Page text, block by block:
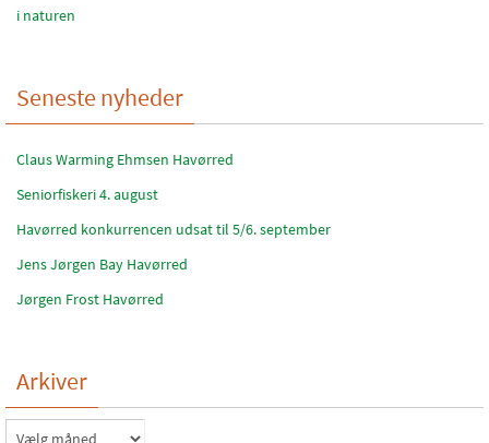
i naturen
Seneste nyheder
Claus Warming Ehmsen Havørred
Seniorfiskeri 4. august
Havørred konkurrencen udsat til 5/6. september
Jens Jørgen Bay Havørred
Jørgen Frost Havørred
Arkiver
Arkiver